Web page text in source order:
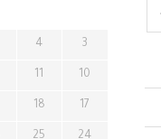
3
4
10
11
17
18